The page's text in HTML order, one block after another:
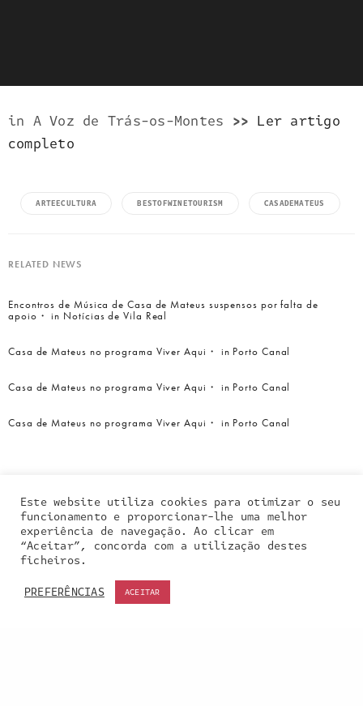
in A Voz de Trás-os-Montes >> Ler artigo
completo
ARTEECULTURA BESTOFWINETOURISM CASADEMATEUS
RELATED NEWS
Encontros de Música de Casa de Mateus suspensos por falta de
apoio・ in Notícias de Vila Real
Casa de Mateus no programa Viver Aqui・ in Porto Canal
Casa de Mateus no programa Viver Aqui・ in Porto Canal
Casa de Mateus no programa Viver Aqui・ in Porto Canal
Este website utiliza cookies para otimizar o seu
funcionamento e proporcionar-lhe uma melhor
experiência de navegação. Ao clicar em
“Aceitar”, concorda com a utilização destes
ficheiros.
PREFERÊNCIAS
ACEITAR
Our site uses cookies. Learn more about our use of
cookies:cookie policy
ACCEPT